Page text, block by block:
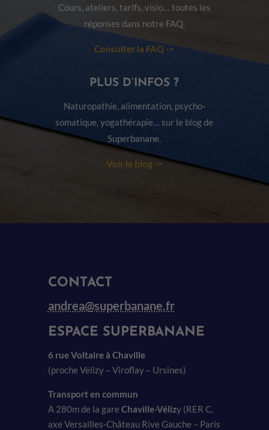
Cours, ateliers, tarifs, visio… toutes les
réponses dans notre FAQ.
Consulter la FAQ ->
PLUS D’INFOS ?
Naturopathie, alimentation, psycho-
somatique, yogathérapie… sur le blog de
Superbanane.
Voir le blog ->
CONTACT
andrea@superbanane.fr
ESPACE SUPERBANANE
6 rue Voltaire à Chaville
(proche Vélizy – Viroflay – Ursines)
Transport en commun
A 280m de la gare Chaville-Vélizy (RER C,
axe Versailles-Château Rive Gauche – Paris